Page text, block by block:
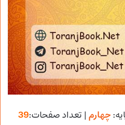
چهارم | تعداد صفحات:39